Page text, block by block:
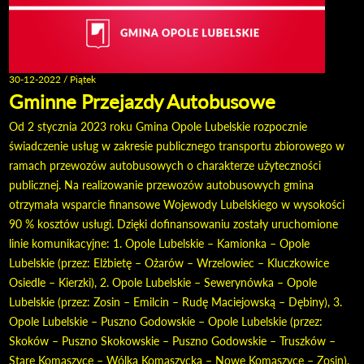
30-12-2022 / Piątek
Gminne Przejazdy Autobusowe
Od 2 stycznia 2023 roku Gmina Opole Lubelskie rozpocznie
świadczenie usług w zakresie publicznego transportu zbiorowego w
ramach przewozów autobusowych o charakterze użyteczności
publicznej. Na realizowanie przewozów autobusowych gmina
otrzymała wsparcie finansowe Wojewody Lubelskiego w wysokości
90 % kosztów usługi. Dzięki dofinansowaniu zostały uruchomione
linie komunikacyjne: 1. Opole Lubelskie – Kamionka – Opole
Lubelskie (przez: Elżbietę – Ożarów – Wrzelowiec – Kluczkowice
Osiedle – Kierzki), 2. Opole Lubelskie – Sewerynówka – Opole
Lubelskie (przez: Zosin – Emilcin – Rudę Maciejowską – Dębiny), 3.
Opole Lubelskie – Puszno Godowskie – Opole Lubelskie (przez:
Skoków – Puszno Skokowskie – Puszno Godowskie – Truszków –
Stare Komaszyce – Wólka Komaszycka – Nowe Komaszyce – Zosin),